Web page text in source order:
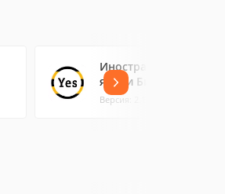
Иностранные
языки Билайн
Версия: 2.1